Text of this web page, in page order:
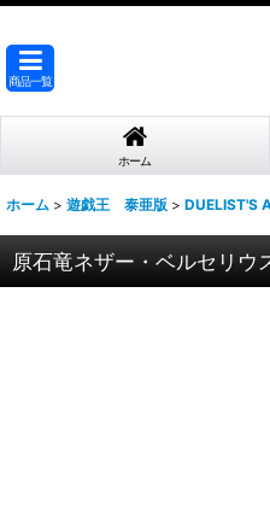
商品一覧
ホーム
ホーム > 遊戯王 泰亜版 > DUELIST'S
原石竜ネザー・ベルセリ